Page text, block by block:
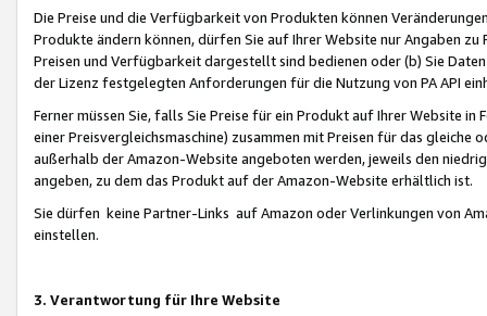
Die Preise und die Verfügbarkeit von Produkten können
Produkte ändern können, dürfen Sie auf Ihrer Website nur Angaben
Preisen und Verfügbarkeit dargestellt sind bedienen oder (b) Sie
der Lizenz festgelegten Anforderungen für die Nutzung von PA API
Ferner müssen Sie, falls Sie Preise für ein Produkt auf Ihrer Website
einer Preisvergleichsmaschine) zusammen mit Preisen für das
außerhalb der Amazon-Website angeboten werden, jeweils den
angeben, zu dem das Produkt auf der Amazon-Website erhältlich ist.
Sie dürfen keine Partner-Links auf Amazon oder Verlinkungen von
einstellen.
3. Verantwortung für Ihre Website